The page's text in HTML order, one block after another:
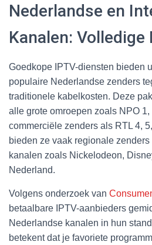
Nederlandse en
Kanalen: Volledige
Goedkope IPTV-diensten bieden
populaire Nederlandse zenders
traditionele kabelkosten. Deze
alle grote omroepen zoals NPO
commerciële zenders als RTL 4,
bieden ze vaak regionale
kanalen zoals Nickelodeon,
Nederland.
Volgens onderzoek van
betaalbare IPTV-aanbieders
Nederlandse kanalen in hun
betekent dat je favoriete